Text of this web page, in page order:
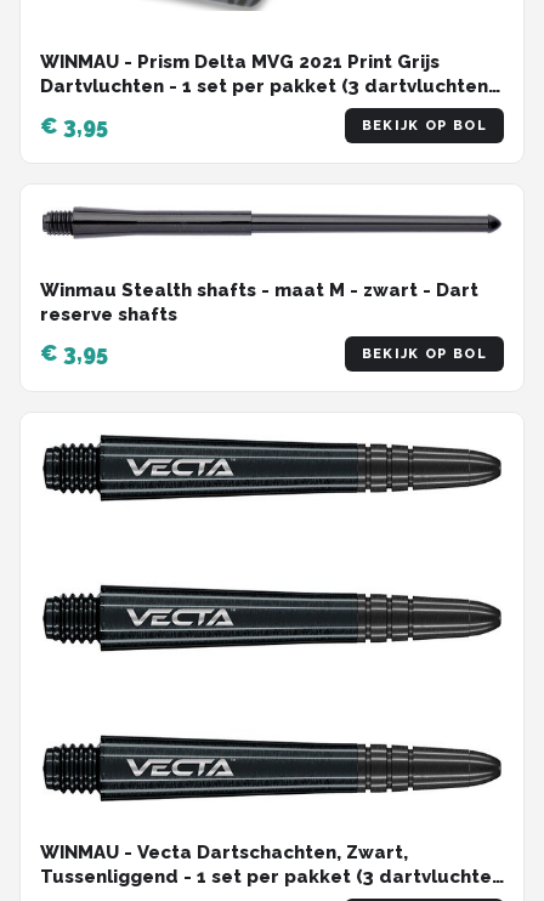
WINMAU - Prism Delta MVG 2021 Print Grijs
Dartvluchten - 1 set per pakket (3 dartvluchten
€ 3,95 BEKIJK OP BOL
Winmau Stealth shafts - maat M - zwart - Dart
reserve shafts
€ 3,95 BEKIJK OP BOL
WINMAU - Vecta Dartschachten, Zwart,
Tussenliggend - 1 set per pakket (3 dartvluchten